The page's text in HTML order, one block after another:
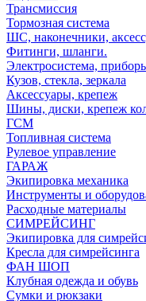
Трансмиссия
Тормозная система
ШС, наконечники,
Фитинги, шланги.
Электросистема,
Кузов, стекла, зеркала
Аксессуары, крепеж
Шины, диски, крепеж
ГСМ
Топливная система
Рулевое управление
ГАРАЖ
Экипировка механика
Инструменты и
Расходные материалы
СИМРЕЙСИНГ
Экипировка для
Кресла для симрейсинга
ФАН ШОП
Клубная одежда и обувь
Сумки и рюкзаки